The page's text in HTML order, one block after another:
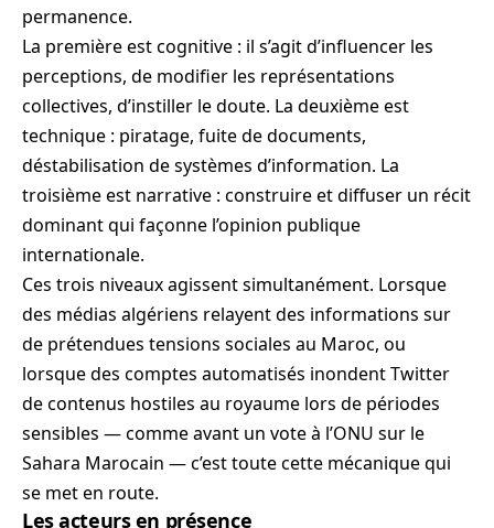
permanence.
La première est cognitive : il s’agit d’influencer les
perceptions, de modifier les représentations
collectives, d’instiller le doute. La deuxième est
technique : piratage, fuite de documents,
déstabilisation de systèmes d’information. La
troisième est narrative : construire et diffuser un récit
dominant qui façonne l’opinion publique
internationale.
Ces trois niveaux agissent simultanément. Lorsque
des médias algériens relayent des informations sur
de prétendues tensions sociales au Maroc, ou
lorsque des comptes automatisés inondent Twitter
de contenus hostiles au royaume lors de périodes
sensibles — comme avant un vote à l’ONU sur le
Sahara Marocain — c’est toute cette mécanique qui
se met en route.
Les acteurs en présence